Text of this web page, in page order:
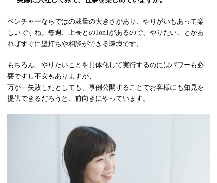
ベンチャーならではの裁量の大きさがあり、やりがいもあって楽
しいですね。毎週、上長との1on1があるので、やりたいことがあ
ればすぐに壁打ちや相談ができる環境です。
もちろん、やりたいことを具体化して実行するのにはパワーも必
要ですし不安もありますが、
万が一失敗したとしても、事例公開することでお客様にも知見を
提供できるだろうと、前向きにやっています。